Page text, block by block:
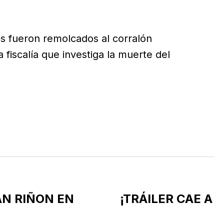
fueron remolcados al corralón
fiscalía que investiga la muerte del
RIÑON EN
¡TRÁILER CAE